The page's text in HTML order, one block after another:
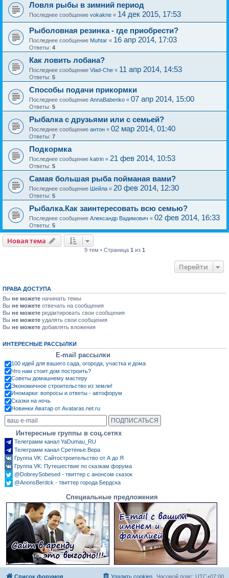
Ловля рыбы в зимний период
Последнее сообщение vokakne « 14 дек 2015, 17:53
Рыболовная резинка - где приобрести?
Последнее сообщение Muhtar « 16 апр 2014, 17:03
Ответы: 4
Как ловить лобана?
Последнее сообщение Vlad-Che « 11 апр 2014, 14:53
Ответы: 5
Способы подачи прикормки
Последнее сообщение AnnaBabenko « 07 апр 2014, 15:00
Ответы: 5
Рыбалка с друзьями или с семьей?
Последнее сообщение антон « 02 мар 2014, 01:40
Ответы: 7
Подкормка
Последнее сообщение katrin « 21 фев 2014, 10:53
Ответы: 5
Самая большая рыба пойманая вами?
Последнее сообщение Шейла « 20 фев 2014, 12:30
Ответы: 5
Рыбалка.Как заинтересовать всю семью?
Последнее сообщение Александр Вадимович « 02 фев 2014, 16:33
Ответы: 5
Новая тема
9 тем • Страница 1 из 1
Перейти
ПРАВА ДОСТУПА
Вы не можете начинать темы
Вы не можете отвечать на сообщения
Вы не можете редактировать свои сообщения
Вы не можете удалять свои сообщения
Вы не можете добавлять вложения
ИНТЕРЕСНЫЕ РАССЫЛКИ
E-mail рассылки
100 идей для вашего сада, огорода, участка и дома
Что нам стоит дом построить?
Советы домашнему мастеру
Экономичное строительство из земли!
Иномарки: вопросы и ответы - автофорум
Сказки на ночь
Новинки Аватар от Avataras.net.ru
Интересные группы в соц.сетях
Телеграмм канал YaDumau_RU
Телеграмм канал Сретенье.Вера
Группа VK: Сайтостроительство от А до Я
Группа VK: Путешествие по сказкам форума
@DobreySobesed - твиттер с анонсом сказок
@AnonsBerdck - твиттер города Бердска
Специальные предложения
Список форумов Часовой пояс: UTC+07:00
Удалить cookies